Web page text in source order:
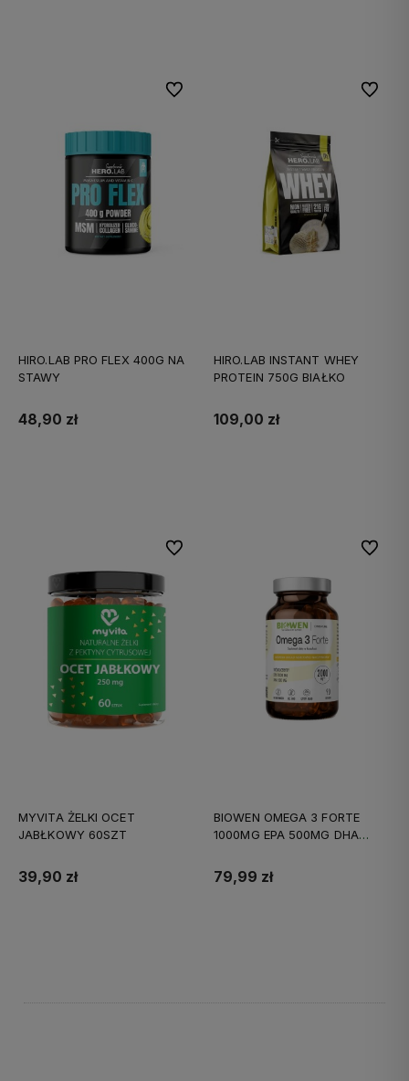
HIRO.LAB PRO FLEX 400G NA
STAWY
48,90 zł
Do ulubionych
HIRO.LAB INSTANT WHEY
PROTEIN 750G BIAŁKO
109,00 zł
Do
MYVITA ŻELKI OCET
JABŁKOWY 60SZT
39,90 zł
Do ulubionych
BIOWEN OMEGA 3 FORTE
1000MG EPA 500MG DHA
79,99 zł
Do